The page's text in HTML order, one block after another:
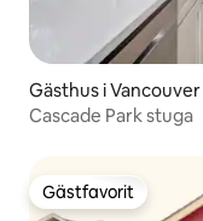
Gästhus i Vancouver
Cascade Park stuga
Gästfavorit
Gästfavorit